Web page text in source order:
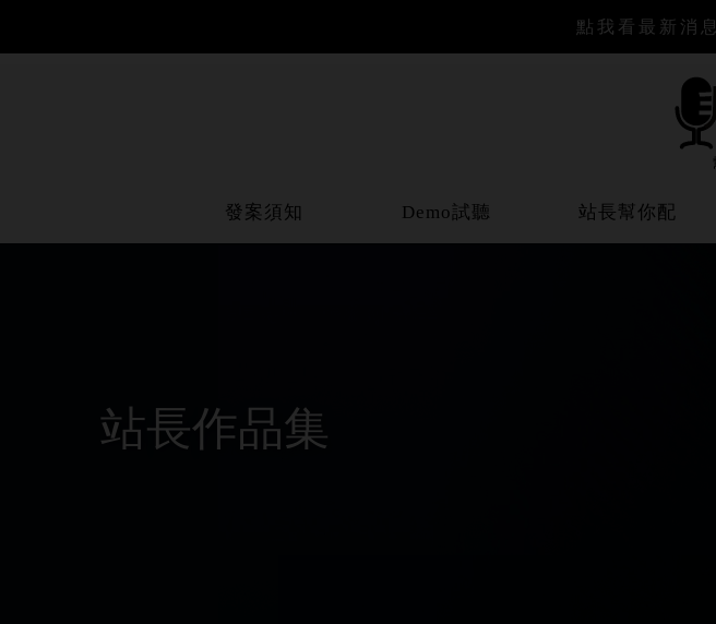
點我看最新消息
發案須知 Demo試聽 站長幫你配
站長作品集